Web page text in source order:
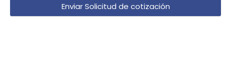
Enviar Solicitud de cotización